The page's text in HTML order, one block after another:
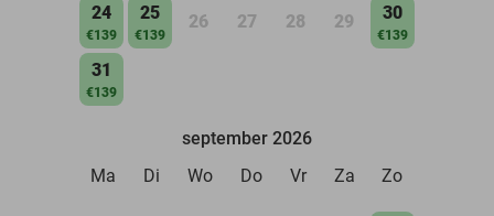
24
€139
25
€139
26 27 28 29 30
€139
31
€139
september 2026
Ma
Di Wo Do Vr Za Zo